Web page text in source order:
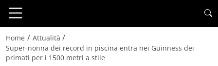
Home / Attualità /
Super-nonna dei record in piscina entra nei Guinness dei
primati per i 1500 metri a stile